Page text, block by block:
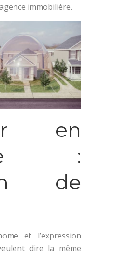
immobilière.
en
:
de
et l’expression
dire la même